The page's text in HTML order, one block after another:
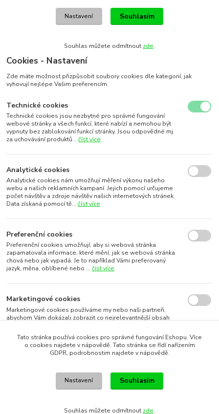
Nastavení Souhlasím
Souhlas můžete odmítnout zde.
Cookies - Nastavení
Zde máte možnost přizpůsobit soubory cookies dle kategorií, jak
vyhovují nejlépe Vašim preferencím.
Technické cookies
Technické cookies jsou nezbytné pro správné fungování
webové stránky a všech funkcí, které nabízí a nemohou být
vypnuty bez zablokování funkcí stránky. Jsou odpovědné mj.
za uchovávání produktů...číst více
Analytické cookies
Analytické cookies nám umožňují měření výkonu našeho
webu a našich reklamních kampaní. Jejich pomocí určujeme
počet návštěv a zdroje návštěv našich internetových stránek.
Data získaná pomocí tě...číst více
Preferenční cookies
Preferenční cookies umožňují, aby si webová stránka
zapamatovala informace, které mění, jak se webová stránka
chová nebo jak vypadá. Je to například Vámi preferovaný
jazyk, měna, oblíbené nebo ...číst více
Marketingové cookies
Marketingové cookies používáme my nebo naši partneři,
abychom Vám dokázali zobrazit co nejrelevantnější obsah
subjektů. To je možn... číst více
Souhlasím s využitím vybraných souborů cookies
Tato stránka používá cookies pro správné fungování Eshopu. Více
o cookies najdete v nápovědě. Tato stránka se řídí nařízením
GDPR, podrobnostim najdete v nápovědě.
Nastavení Souhlasím
Souhlas můžete odmítnout zde.